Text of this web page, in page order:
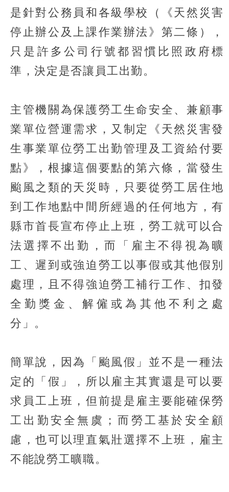
是針對公務員和各級學校（《天然災害
停止辦公及上課作業辦法》第二條），
只是許多公司行號都習慣比照政府標
準，決定是否讓員工出勤。
主管機關為保護勞工生命安全、兼顧事
業單位營運需求，又制定《天然災害發
生事業單位勞工出勤管理及工資給付要
點》，根據這個要點的第六條，當發生
颱風之類的天災時，只要從勞工居住地
到工作地點中間所經過的任何地方，有
縣市首長宣布停止上班，勞工就可以合
法選擇不出勤，而「雇主不得視為曠
工、遲到或強迫勞工以事假或其他假別
處理，且不得強迫勞工補行工作、扣發
全勤獎金、解僱或為其他不利之處
分」。
簡單說，因為「颱風假」並不是一種法
定的「假」，所以雇主其實還是可以要
求員工上班，但前提是雇主要能確保勞
工出勤安全無虞；而勞工基於安全顧
慮，也可以理直氣壯選擇不上班，雇主
不能說勞工曠職。